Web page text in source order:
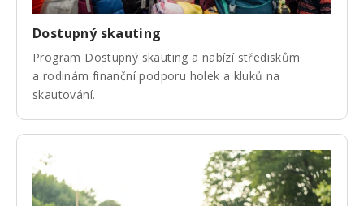
Dostupný skauting
Program Dostupný skauting a nabízí střediskům
a rodinám finanční podporu holek a kluků na
skautování.